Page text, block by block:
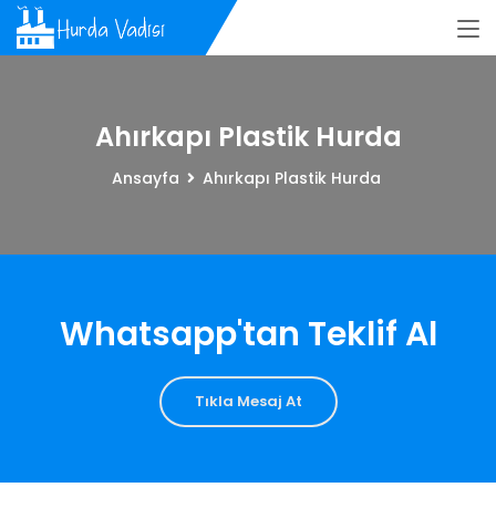
Ahırkapı Plastik Hurda
Ansayfa Ahırkapı Plastik Hurda
Whatsapp'tan Teklif Al
Tıkla Mesaj At